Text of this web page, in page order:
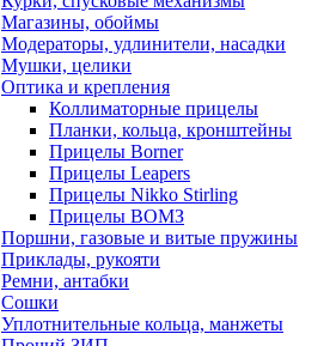
Магазины, обоймы
Модераторы, удлинители, насадки
Мушки, целики
Оптика и крепления
Коллиматорные прицелы
Планки, кольца, кронштейны
Прицелы Borner
Прицелы Leapers
Прицелы Nikko Stirling
Прицелы ВОМЗ
Поршни, газовые и витые пружины
Приклады, рукояти
Ремни, антабки
Сошки
Уплотнительные кольца, манжеты